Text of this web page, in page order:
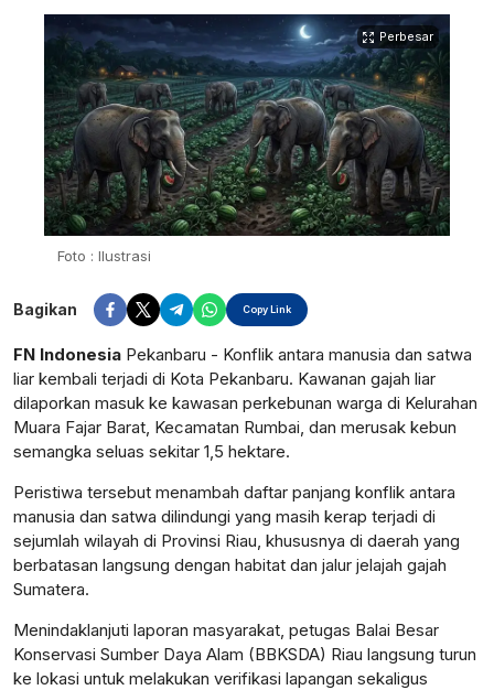
Perbesar
Foto : Ilustrasi
Bagikan Copy Link
FN Indonesia Pekanbaru - Konflik antara manusia dan satwa
liar kembali terjadi di Kota Pekanbaru. Kawanan gajah liar
dilaporkan masuk ke kawasan perkebunan warga di Kelurahan
Muara Fajar Barat, Kecamatan Rumbai, dan merusak kebun
semangka seluas sekitar 1,5 hektare.
Peristiwa tersebut menambah daftar panjang konflik antara
manusia dan satwa dilindungi yang masih kerap terjadi di
sejumlah wilayah di Provinsi Riau, khususnya di daerah yang
berbatasan langsung dengan habitat dan jalur jelajah gajah
Sumatera.
Menindaklanjuti laporan masyarakat, petugas Balai Besar
Konservasi Sumber Daya Alam (BBKSDA) Riau langsung turun
ke lokasi untuk melakukan verifikasi lapangan sekaligus